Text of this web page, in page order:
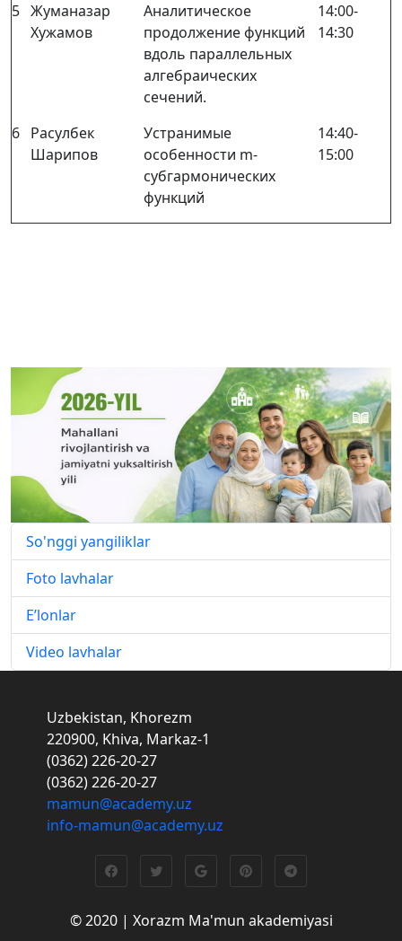
5 Жуманазар
Хужамов
Аналитическое
продолжение функций
вдоль параллельных
алгебраических
сечений.
14:00-
14:30
6 Расулбек
Шарипов
Устранимые
особенности m-
субгармонических
функций
14:40-
15:00
So'nggi yangiliklar
Foto lavhalar
E’lonlar
Video lavhalar
Uzbekistan, Khorezm
220900, Khiva, Markaz-1
(0362) 226-20-27
(0362) 226-20-27
mamun@academy.uz
info-mamun@academy.uz
© 2020 | Xorazm Ma'mun akademiyasi